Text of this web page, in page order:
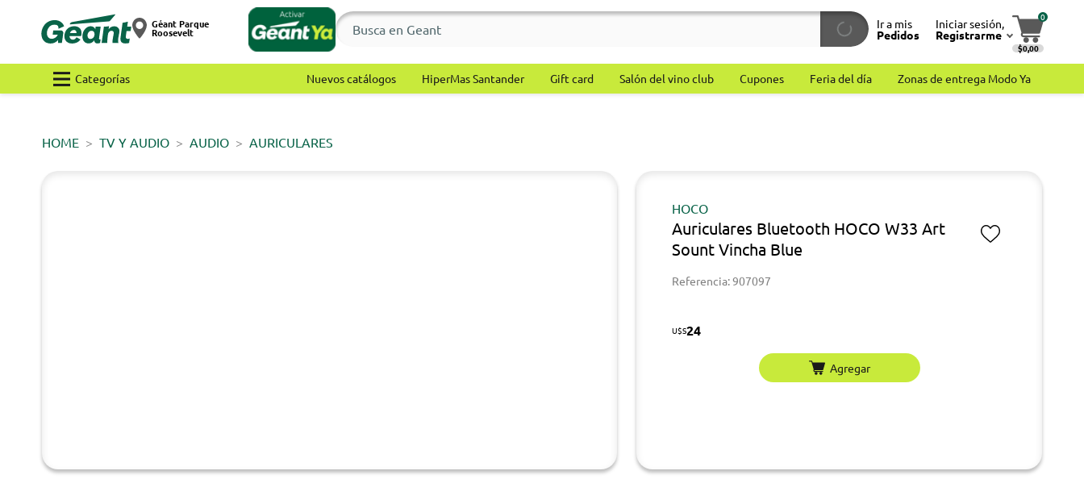
Géant Parque
Roosevelt
Ir a mis
Pedidos
Iniciar sesión,
Registrarme
0
$0,00
Categorías Nuevos catálogos HiperMas Santander Gift card Salón del vino club Cupones Feria del día Zonas de entrega Modo Ya
HOME TV Y AUDIO AUDIO AURICULARES
HOCO
Auriculares Bluetooth HOCO W33 Art
Sount Vincha Blue
Referencia: 907097
U$S24
Agregar